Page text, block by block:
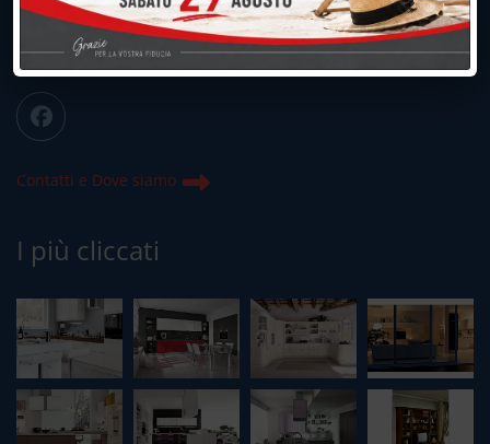
ORARI: 09.00/12.00 - 15.00/19.15
Chiuso domenica e lunedì mattina
Contatti e Dove siamo
I più cliccati